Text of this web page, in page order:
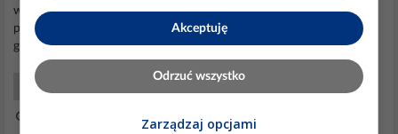
w
lagunienp. przepalający się notorycznie panel klimatronica,
przestajacy dzialac licznik, rozwarstwiona przednia szyba oraz
grajacatylnabelka. Peugeot odpukac...
Samochody Eksploatacja
Akceptuję
Odrzuć wszystko
Zarządzaj opcjami